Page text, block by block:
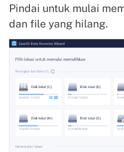
Pindai untuk mulai
dan file yang hilang.